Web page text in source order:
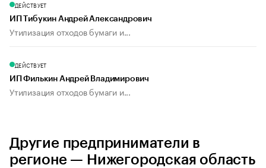
ДЕЙСТВУЕТ
ИП Тибукин Андрей Александрович
Утилизация отходов бумаги и...
ДЕЙСТВУЕТ
ИП Филькин Андрей Владимирович
Утилизация отходов бумаги и...
Другие предприниматели в
регионе — Нижегородская область